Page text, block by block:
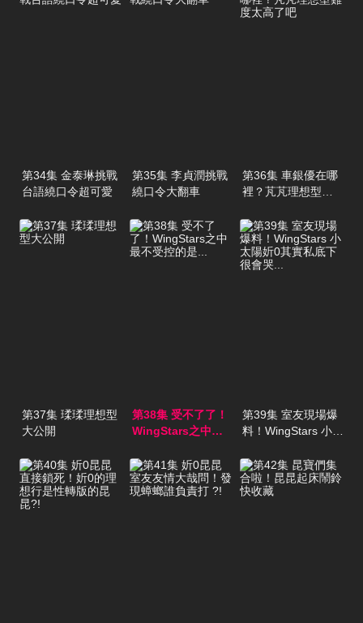
第34集 金泰琳挑戰
台語繞口令超可愛
第35集 李貞潤挑戰
繞口令大翻車
第36集 車銀優在哪
裡？芃芃理想型難
第37集 瑈瑈理想型
大公開
第38集 受不了了！
WingStars之中最
第39集 室友現場爆
料！WingStars 小太
會哭...